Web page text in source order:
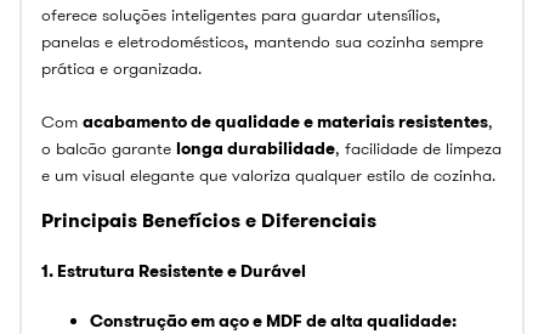
oferece soluções inteligentes para guardar utensílios,
panelas e eletrodomésticos, mantendo sua cozinha sempre
prática e organizada.
Com acabamento de qualidade e materiais resistentes,
o balcão garante longa durabilidade, facilidade de limpeza
e um visual elegante que valoriza qualquer estilo de cozinha.
Principais Benefícios e Diferenciais
1. Estrutura Resistente e Durável
Construção em aço e MDF de alta qualidade: